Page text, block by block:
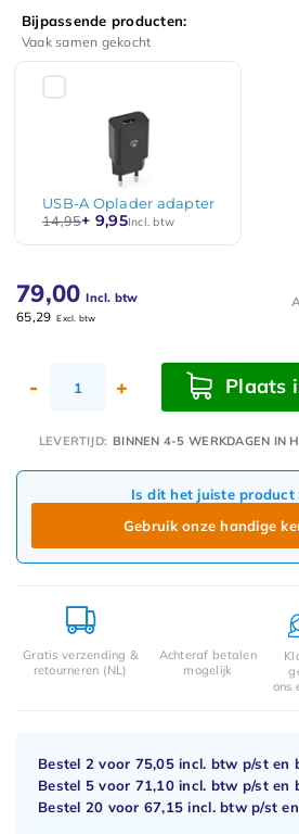
Bijpassende producten:
Vaak samen gekocht
USB-A Oplader adapter
14,95+ 9,95Incl. btw
79,00 Incl. btw
65,29 Excl. btw
- + Plaats
LEVERTIJD: BINNEN 4-5 WERKDAGEN IN
Is dit het juiste product
Gebruik onze handige
Gratis verzending &
retourneren (NL)
Achteraf betalen
mogelijk
ons
Bestel 2 voor 75,05incl. btw p/st en
Bestel 5 voor 71,10incl. btw p/st en
Bestel 20 voor 67,15 incl. btw p/st